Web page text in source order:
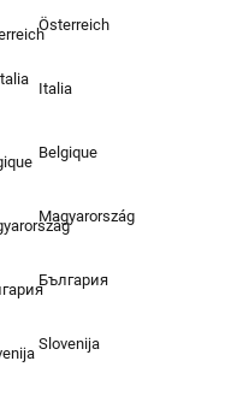
Österreich
Italia
Belgique
Magyarország
България
Slovenija